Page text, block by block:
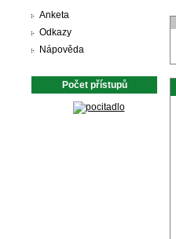
Anketa
Odkazy
Nápověda
Počet přístupů